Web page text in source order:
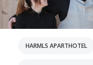
HARMLS APARTHOTEL